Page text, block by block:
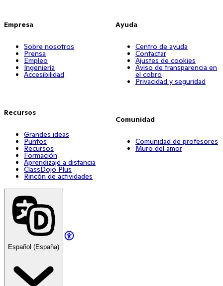
Empresa
Sobre nosotros
Prensa
Empleo
Ingeniería
Accesibilidad
Recursos
Grandes ideas
Puntos
Recursos
Formación
Aprendizaje a distancia
ClassDojo Plus
Rincón de actividades
Ayuda
Centro de ayuda
Contactar
Ajustes de cookies
Aviso de transparencia en
el cobro
Privacidad y seguridad
Comunidad
Comunidad de profesores
Muro del amor
Español (España)